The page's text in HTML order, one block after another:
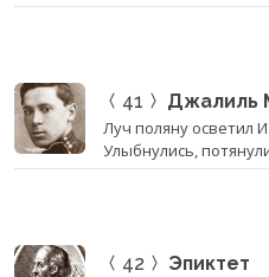
41 Джалиль
Луч поляну осветил
Улыбнулись,
42 Эпиктет